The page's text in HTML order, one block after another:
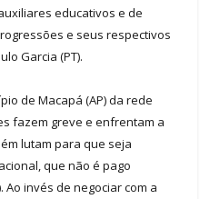
educativos e de
e seus respectivos
Garcia (PT).
de Macapá (AP) da rede
fazem greve e enfrentam a
lutam para que seja
que não é pago
Ao invés de negociar com a